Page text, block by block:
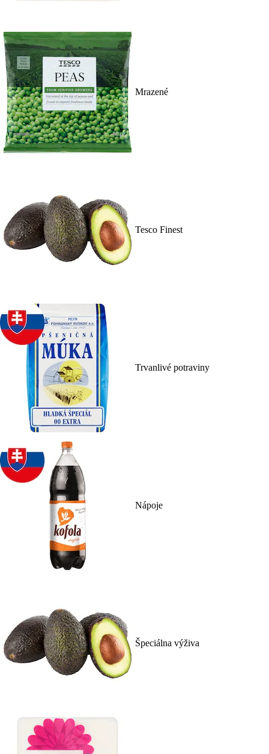
Mrazené
Tesco Finest
Trvanlivé potraviny
Nápoje
Špeciálna výživa